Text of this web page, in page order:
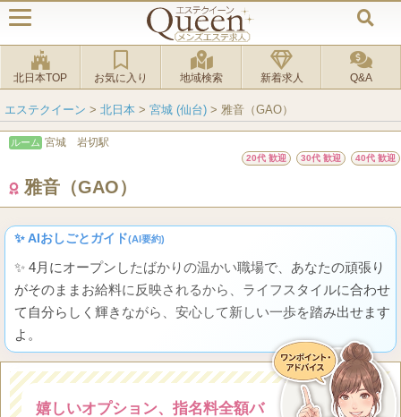
北日本TOP お気に入り 地域検索 新着求人 Q&A
エステクイーン > 北日本 > 宮城 (仙台) > 雅音（GAO）
ルーム 宮城 岩切駅
20代 歓迎 30代 歓迎 40代 歓迎
雅音（GAO）
✨ AIおしごとガイド(AI要約)
✨ 4月にオープンしたばかりの温かい職場で、あなたの頑張り
がそのままお給料に反映されるから、ライフスタイルに合わせ
て自分らしく輝きながら、安心して新しい一歩を踏み出せます
よ。
嬉しいオプション、指名料全額バ